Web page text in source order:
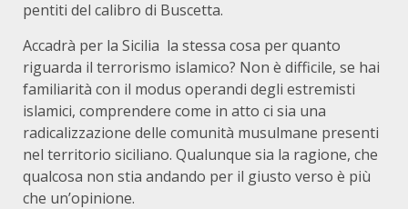
pentiti del calibro di Buscetta.
Accadrà per la Sicilia la stessa cosa per quanto
riguarda il terrorismo islamico? Non è difficile, se hai
familiarità con il modus operandi degli estremisti
islamici, comprendere come in atto ci sia una
radicalizzazione delle comunità musulmane presenti
nel territorio siciliano. Qualunque sia la ragione, che
qualcosa non stia andando per il giusto verso è più
che un’opinione.